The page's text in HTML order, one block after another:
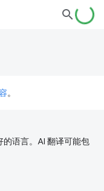
。
语言。AI 翻译可能包